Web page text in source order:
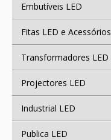
Embutíveis LED
Fitas LED e Acessórios
Transformadores LED
Projectores LED
Industrial LED
Publica LED